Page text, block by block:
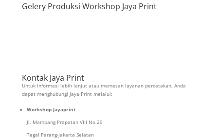
Gelery Produksi Workshop Jaya Print
Kontak Jaya Print
Untuk informasi lebih lanjut atau memesan layanan percetakan, Anda
dapat menghubungi Jaya Print melalui:
Workshop Jayaprint
Jl. Mampang Prapatan VIII No.29
Tegal Parang-Jakarta Selatan